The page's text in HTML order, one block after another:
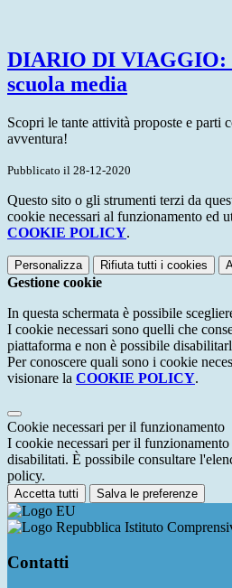
DIARIO DI VIAGGIO:
scuola media
Scopri le tante attività proposte e parti
avventura!
Pubblicato il 28-12-2020
Questo sito o gli strumenti terzi da
cookie necessari al funzionamento ed
COOKIE POLICY.
Personalizza Rifiuta tutti i cookies
Gestione cookie
In questa schermata è possibile
I cookie necessari sono quelli che
piattaforma e non è possibile
Per conoscere quali sono i cookie
visionare la COOKIE POLICY.
Cookie necessari per il funzionamento
I cookie necessari per il funzionamento
disabilitati. È possibile consultare
policy.
Accetta tutti Salva le preferenze
Istituto
Contatti